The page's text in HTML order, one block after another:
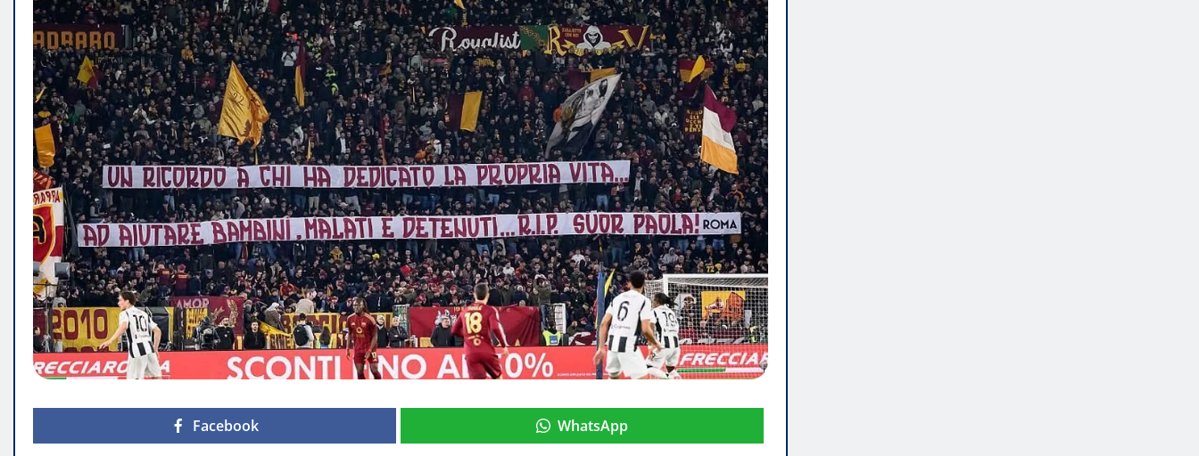
Facebook WhatsApp